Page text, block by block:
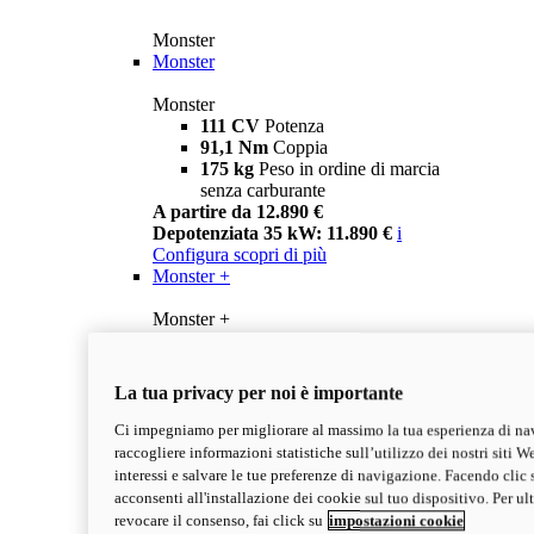
Monster
Monster
Monster
111 CV Potenza
91,1 Nm Coppia
175 kg Peso in ordine di marcia
senza carburante
A partire da 12.890 €
Depotenziata 35 kW: 11.890 € i
Configura scopri di più
Monster +
Monster +
Peso in ordine di marcia
senza carburante
A partire da 13.290 €
Depotenziata 35 kW: 12.290 €i
Configura Scopri di più
new Monster 100
La tua privacy per noi è importante
Ci impegniamo per migliorare al massimo la tua esperienza di
raccogliere informazioni statistiche sull’utilizzo dei nostri siti
interessi e salvare le tue preferenze di navigazione. Facendo
acconsenti all'installazione dei cookie sul tuo dispositivo. Per
revocare il consenso, fai click su impostazioni cookie